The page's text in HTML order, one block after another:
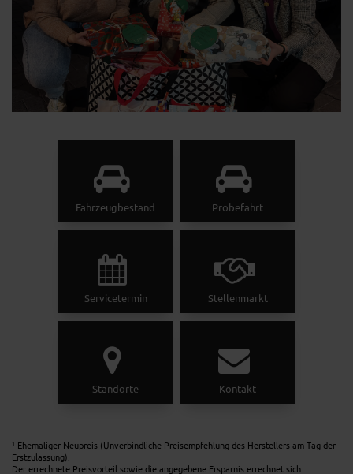
Fahrzeugbestand Probefahrt
Servicetermin Stellenmarkt
Standorte Kontakt
1
Ehemaliger Neupreis (Unverbindliche Preisempfehlung des Herstellers am Tag der
Erstzulassung).
Der errechnete Preisvorteil sowie die angegebene Ersparnis errechnet sich